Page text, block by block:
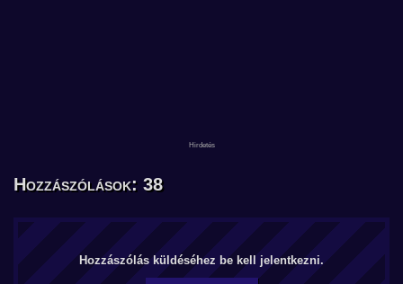
Hozzászólások: 38
Hozzászólás küldéséhez be kell jelentkezni.